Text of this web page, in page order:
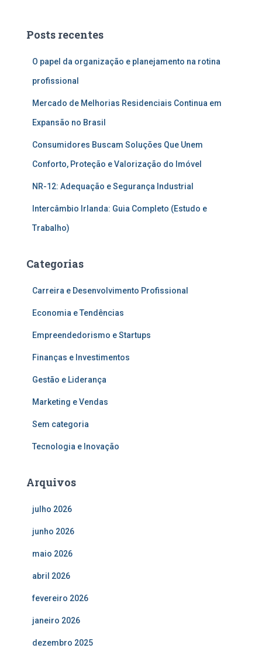
Posts recentes
O papel da organização e planejamento na rotina
profissional
Mercado de Melhorias Residenciais Continua em
Expansão no Brasil
Consumidores Buscam Soluções Que Unem
Conforto, Proteção e Valorização do Imóvel
NR-12: Adequação e Segurança Industrial
Intercâmbio Irlanda: Guia Completo (Estudo e
Trabalho)
Categorias
Carreira e Desenvolvimento Profissional
Economia e Tendências
Empreendedorismo e Startups
Finanças e Investimentos
Gestão e Liderança
Marketing e Vendas
Sem categoria
Tecnologia e Inovação
Arquivos
julho 2026
junho 2026
maio 2026
abril 2026
fevereiro 2026
janeiro 2026
dezembro 2025